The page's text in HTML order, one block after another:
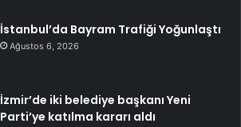
İstanbul’da Bayram Trafiği Yoğunlaştı
Ağustos 6, 2026
İzmir’de iki belediye başkanı Yeni
Parti’ye katılma kararı aldı